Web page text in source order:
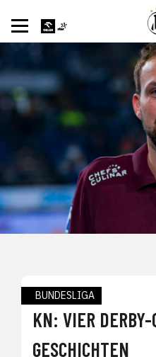
BUNDESLIGA
KN: VIER
GESCHICHTEN